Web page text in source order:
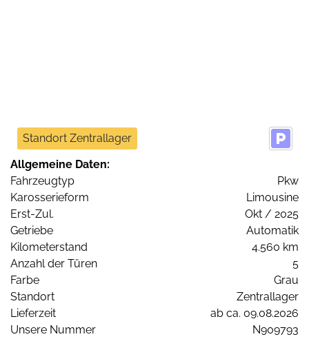
Standort Zentrallager
Allgemeine Daten:
Fahrzeugtyp
Pkw
Karosserieform
Limousine
Erst-Zul.
Okt / 2025
Getriebe
Automatik
Kilometerstand
4.560 km
Anzahl der Türen
5
Farbe
Grau
Standort
Zentrallager
Lieferzeit
ab ca. 09.08.2026
Unsere Nummer
N909793